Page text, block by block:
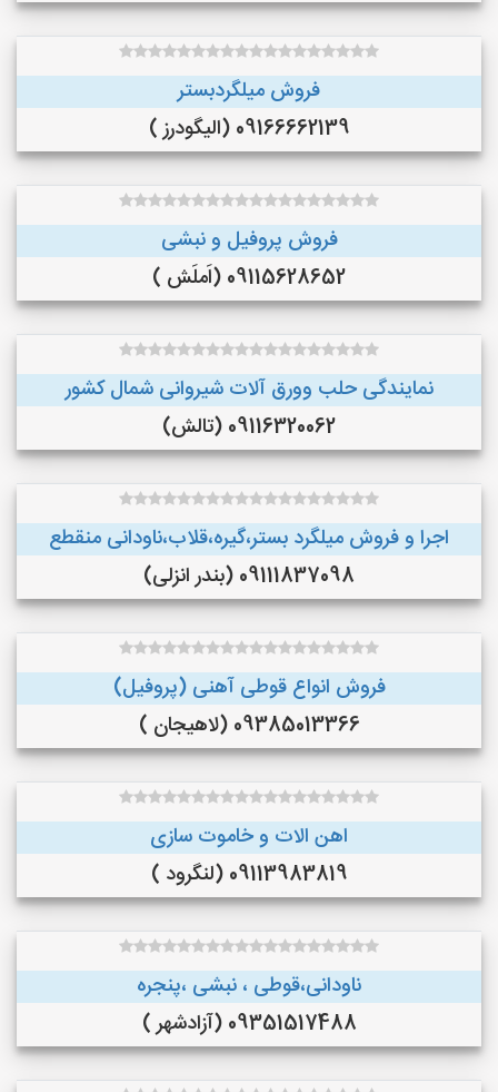
فروش میلگردبستر
09166662139 (الیگودرز )
فروش پروفیل و نبشی
09115628652 (اَملَش )
نمایندگی حلب وورق آلات شیروانی شمال کشور
09116320062 (تالش)
اجرا و فروش میلگرد بستر،گیره،قلاب،ناودانی منقطع
09111837098 (بندر انزلی)
فروش انواع قوطی آهنی (پروفیل)
09385013366 (لاهیجان )
اهن الات و خاموت سازی
09113983819 (لنگرود )
ناودانی،قوطی ، نبشی ،پنجره
09351517488 (آزادشهر )